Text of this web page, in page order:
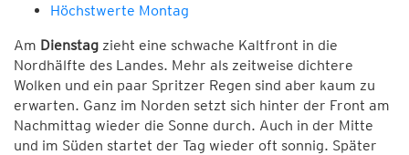
Höchstwerte Montag
Am Dienstag zieht eine schwache Kaltfront in die
Nordhälfte des Landes. Mehr als zeitweise dichtere
Wolken und ein paar Spritzer Regen sind aber kaum zu
erwarten. Ganz im Norden setzt sich hinter der Front am
Nachmittag wieder die Sonne durch. Auch in der Mitte
und im Süden startet der Tag wieder oft sonnig. Später